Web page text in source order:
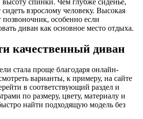
спинки. Чем глубже сиденье,
взрослому человеку. Высокая
особенно если
диван как основное место отдыха.
качественный диван
стала проще благодаря онлайн-
варианты, к примеру, на сайте
в соответствующий раздел и
по размеру, цвету, материалу и
найти подходящую модель без